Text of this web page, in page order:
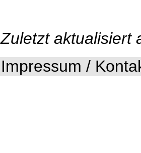
Zuletzt aktualisiert
Impressum /